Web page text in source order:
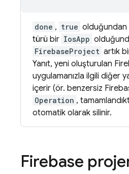
done , true olduğundan
türü bir IosApp
FirebaseProject artık
Yanıt, yeni oluşturulan
uygulamanızla ilgili diğer
içerir (ör. benzersiz
Operation ,
otomatik olarak silinir.
Firebase